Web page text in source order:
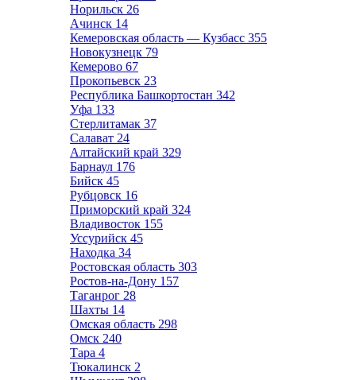
Норильск 26
Ачинск 14
Кемеровская область — Кузбасс 355
Новокузнецк 79
Кемерово 67
Прокопьевск 23
Республика Башкортостан 342
Уфа 133
Стерлитамак 37
Салават 24
Алтайский край 329
Барнаул 176
Бийск 45
Рубцовск 16
Приморский край 324
Владивосток 155
Уссурийск 45
Находка 34
Ростовская область 303
Ростов-на-Дону 157
Таганрог 28
Шахты 14
Омская область 298
Омск 240
Тара 4
Тюкалинск 2